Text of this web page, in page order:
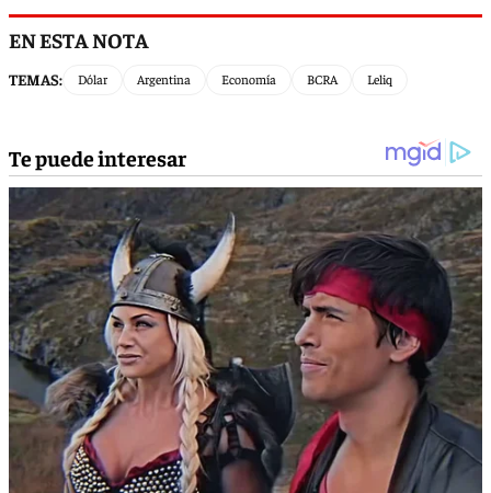
EN ESTA NOTA
TEMAS: Dólar Argentina Economía BCRA Leliq